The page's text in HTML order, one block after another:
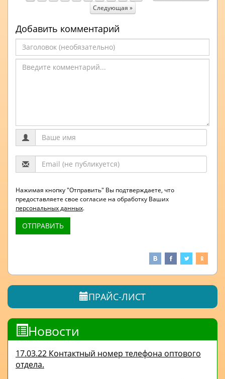
Следующая »
Добавить комментарий
Нажимая кнопку "Отправить" Вы подтверждаете, что
предоставляете свое согласие на обработку Ваших
персональных данных.
ОТПРАВИТЬ
ПРАЙС-ЛИСТ
Новости
17.03.22 Контактный номер телефона оптового
отдела.